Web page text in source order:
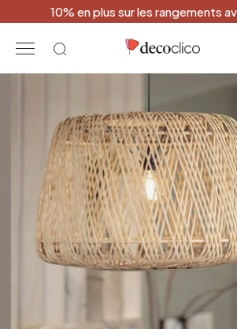
10% en plus sur les rangements